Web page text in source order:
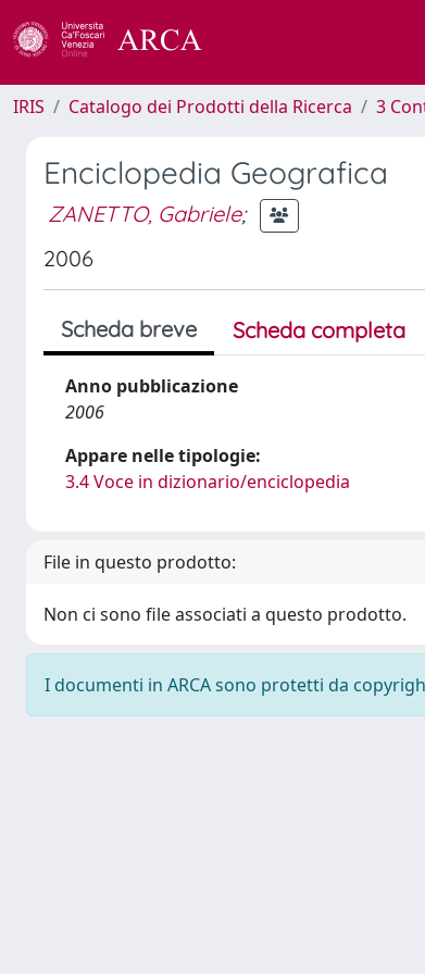
IRIS Catalogo dei Prodotti della Ricerca 3
Enciclopedia Geografica
ZANETTO, Gabriele;
2006
Scheda breve Scheda completa
Anno pubblicazione
2006
Appare nelle tipologie:
3.4 Voce in dizionario/enciclopedia
File in questo prodotto:
Non ci sono file associati a questo prodotto.
I documenti in ARCA sono protetti da